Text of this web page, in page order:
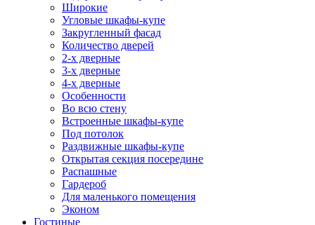
Широкие
Угловые шкафы-купе
Закругленный фасад
Количество дверей
2-х дверные
3-х дверные
4-х дверные
Особенности
Во всю стену
Встроенные шкафы-купе
Под потолок
Раздвижные шкафы-купе
Открытая секция посередине
Распашные
Гардероб
Для маленького помещения
Эконом
Гостиные